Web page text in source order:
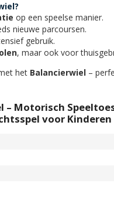
op een speelse manier.
nieuwe parcoursen.
gebruik.
, maar ook voor
het Balancierwiel–
Motorisch
voor Kinderen